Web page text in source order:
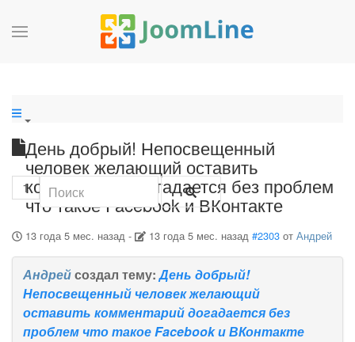
День добрый! Непосвещенный
человек желающий оставить
комментарий догадается без проблем
что такое Facebook и ВКонтакте
1
13 года 5 мес. назад- 13 года 5 мес. назад #2303 отАндрей
Андрейсоздал тему:День добрый!
Непосвещенный человек желающий
оставить комментарий догадается без
проблем что такое Facebook и ВКонтакте